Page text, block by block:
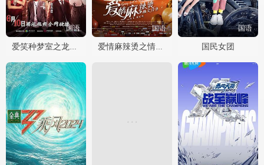
国语
爱笑种梦室之龙在江湖
国语
爱情麻辣烫之情定终身
国语
国民女团